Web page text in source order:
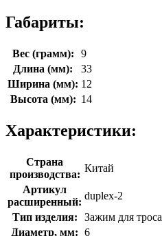
Габариты:
Вес (грамм):
9
Длина (мм):
33
Ширина (мм): 12
Высота (мм): 14
Характеристики:
Страна
производства:
Китай
Артикул
расширенный:
duplex-2
Тип изделия:
Зажим для троса
Диаметр, мм: 6